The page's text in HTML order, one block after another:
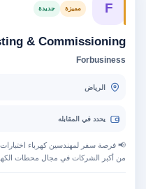
F مميزة جديدة
& Commissioning
Forbusiness
الرياض
يحدد في المقابله
من أكبر الشركات في مجال محطات